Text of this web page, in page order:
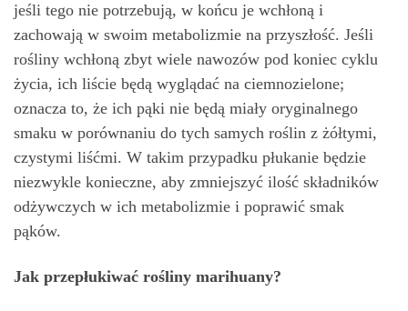
jeśli tego nie potrzebują, w końcu je wchłoną i
zachowają w swoim metabolizmie na przyszłość. Jeśli
rośliny wchłoną zbyt wiele nawozów pod koniec cyklu
życia, ich liście będą wyglądać na ciemnozielone;
oznacza to, że ich pąki nie będą miały oryginalnego
smaku w porównaniu do tych samych roślin z żółtymi,
czystymi liśćmi. W takim przypadku płukanie będzie
niezwykle konieczne, aby zmniejszyć ilość składników
odżywczych w ich metabolizmie i poprawić smak
pąków.
Jak przepłukiwać rośliny marihuany?